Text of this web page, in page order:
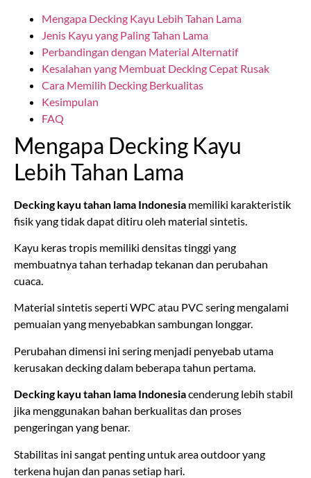
Mengapa Decking Kayu Lebih Tahan Lama
Jenis Kayu yang Paling Tahan Lama
Perbandingan dengan Material Alternatif
Kesalahan yang Membuat Decking Cepat Rusak
Cara Memilih Decking Berkualitas
Kesimpulan
FAQ
Mengapa Decking Kayu
Lebih Tahan Lama
Decking kayu tahan lama Indonesia memiliki karakteristik
fisik yang tidak dapat ditiru oleh material sintetis.
Kayu keras tropis memiliki densitas tinggi yang
membuatnya tahan terhadap tekanan dan perubahan
cuaca.
Material sintetis seperti WPC atau PVC sering mengalami
pemuaian yang menyebabkan sambungan longgar.
Perubahan dimensi ini sering menjadi penyebab utama
kerusakan decking dalam beberapa tahun pertama.
Decking kayu tahan lama Indonesiacenderung lebih stabil
jika menggunakan bahan berkualitas dan proses
pengeringan yang benar.
Stabilitas ini sangat penting untuk area outdoor yang
terkena hujan dan panas setiap hari.